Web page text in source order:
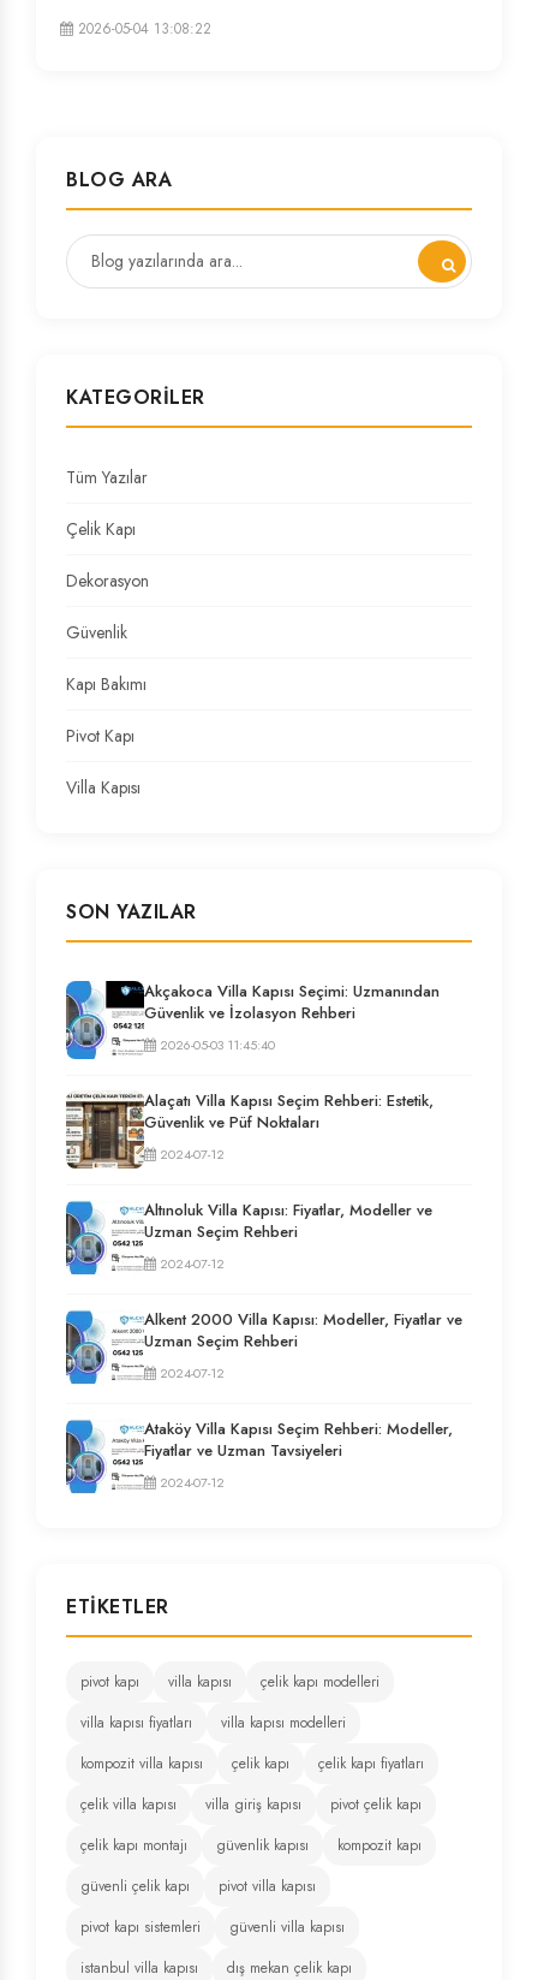
2026-05-04 13:08:22
BLOG ARA
KATEGORILER
Tüm Yazılar
Çelik Kapı
Dekorasyon
Güvenlik
Kapı Bakımı
Pivot Kapı
Villa Kapısı
SON YAZILAR
Akçakoca Villa Kapısı Seçimi: Uzmanından
Güvenlik ve İzolasyon Rehberi
2026-05-03 11:45:40
Alaçatı Villa Kapısı Seçim Rehberi: Estetik,
Güvenlik ve Püf Noktaları
2024-07-12
Altınoluk Villa Kapısı: Fiyatlar, Modeller ve
Uzman Seçim Rehberi
2024-07-12
Alkent 2000 Villa Kapısı: Modeller, Fiyatlar ve
Uzman Seçim Rehberi
2024-07-12
Ataköy Villa Kapısı Seçim Rehberi: Modeller,
Fiyatlar ve Uzman Tavsiyeleri
2024-07-12
ETIKETLER
pivot kapı villa kapısı
çelik kapı modelleri
villa kapısı fiyatları
villa kapısı modelleri
kompozit villa kapısı
çelik kapı
çelik kapı fiyatları
çelik villa kapısı
villa giriş kapısı
pivot çelik kapı
çelik kapı montajı
güvenlik kapısı
kompozit kapı
güvenli çelik kapı
pivot villa kapısı
pivot kapı sistemleri
güvenli villa kapısı
istanbul villa kapısı
dış mekan çelik kapı